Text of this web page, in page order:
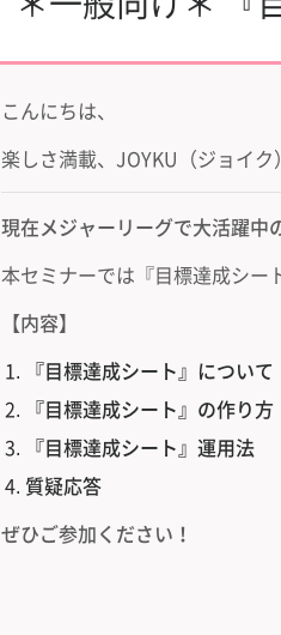
こんにちは、
楽しさ満載、JOYKU（ジョイク
現在メジャーリーグで大活躍中
本セミナーでは『目標達成シー
【内容】
『目標達成シート』について
『目標達成シート』の作り方
『目標達成シート』運用法
質疑応答
ぜひご参加ください！